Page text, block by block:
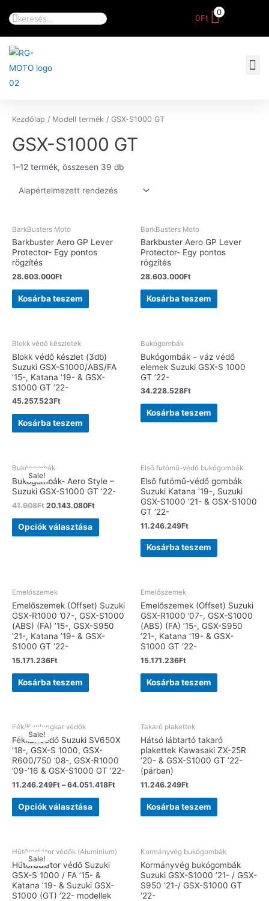
0Ft
0
Kezdőlap / Modell termék / GSX-S1000 GT
GSX-S1000 GT
1–12 termék, összesen 39 db
BarkBusters Moto
Barkbuster Aero GP Lever
Protector- Egy pontos
rögzítés
28.603.000Ft
Kosárba teszem
BarkBusters Moto
Barkbuster Aero GP Lever
Protector- Egy pontos
rögzítés
28.603.000Ft
Kosárba teszem
Blokk védő készletek
Blokk védő készlet (3db)
Suzuki GSX-S1000/ABS/FA
’15-, Katana ’19- & GSX-
S1000 GT ’22-
45.257.523Ft
Kosárba teszem
Bukógombák
Bukógombák – váz védő
elemek Suzuki GSX-S 1000
GT ’22-
34.228.528Ft
Kosárba teszem
Sale!
Bukógombák
Bukógombák- Aero Style –
Suzuki GSX-S1000 GT ’22-
41.908Ft 20.143.080Ft
Opciók választása
Első futómű-védő bukógombák
Első futómű-védő gombák
Suzuki Katana ’19-, Suzuki
GSX-S1000 ’21- & GSX-S1000
GT ’22-
11.246.249Ft
Kosárba teszem
Emelőszemek
Emelőszemek (Offset) Suzuki
GSX-R1000 ’07-, GSX-S1000
(ABS) (FA) ’15-, GSX-S950
’21-, Katana ’19- & GSX-
S1000 GT ’22-
15.171.236Ft
Kosárba teszem
Emelőszemek
Emelőszemek (Offset) Suzuki
GSX-R1000 ’07-, GSX-S1000
(ABS) (FA) ’15-, GSX-S950
’21-, Katana ’19- & GSX-
S1000 GT ’22-
15.171.236Ft
Kosárba teszem
Sale!
Fék/Kuplungkar védők
Fékkar védő Suzuki SV650X
’18-, GSX-S 1000, GSX-
R600/750 ’08-, GSX-R1000
’09-’16 & GSX-S1000 GT ’22-
11.246.249Ft –64.051.418Ft
Opciók választása
Takaró plakettek
Hátsó lábtartó takaró
plakettek Kawasaki ZX-25R
’20- & GSX-S1000 GT ’22-
(párban)
11.246.249Ft
Kosárba teszem
Sale!
Hűtőradiátor védők (Alumínium)
Hűtőradiátor védő Suzuki
GSX-S 1000 / FA ’15- &
Katana ’19- & Suzuki GSX-
S1000 (GT) ’22- modellek
Kormányvég bukógombák
Kormányvég bukógombák
Suzuki GSX-S1000 ’21- / GSX-
S950 ’21-/ GSX-S1000 GT
’22-